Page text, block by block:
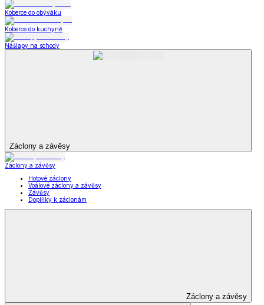
Koberce do obýváku
Koberce do kuchyně
Nášlapy na schody
Záclony a závěsy
Záclony a závěsy
Hotové záclony
Voálové záclony a závěsy
Závěsy
Doplňky k záclonám
Záclony a závěsy